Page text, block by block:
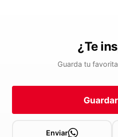
¿Te
Guarda tu
Enviar